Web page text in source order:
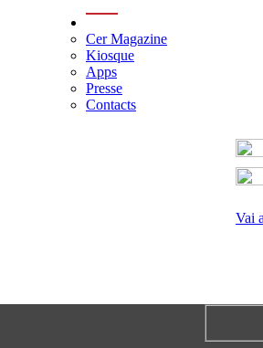
Vai a
Cer Magazine
Kiosque
Apps
Presse
Contacts